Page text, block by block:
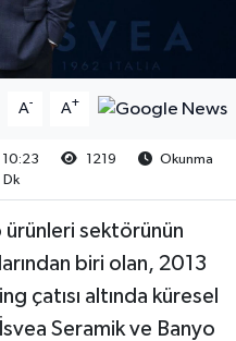
A- A+
1219
Okunma
Dk
sektörünün
biri olan, 2013
çatısı altında küresel
Seramik ve Banyo